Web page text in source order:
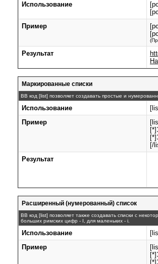
Использование
Пример
Результат
Маркированные списки
BB код [list] позволяет создавать простые и
Использование
Пример
[/
Результат
Расширенный (нумерованный) список
BB код [list] позволяет также создавать списки с
больших римских цифр - I, для маленьких - i.
Использование
Пример